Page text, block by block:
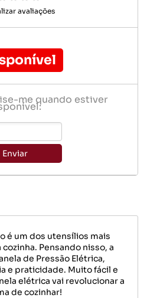
avaliações
me quando estiver
Enviar
é um dos utensílios mais
Pensando nisso, a
de Pressão Elétrica,
e praticidade. Muito fácil e
elétrica vai revolucionar a
de cozinhar!